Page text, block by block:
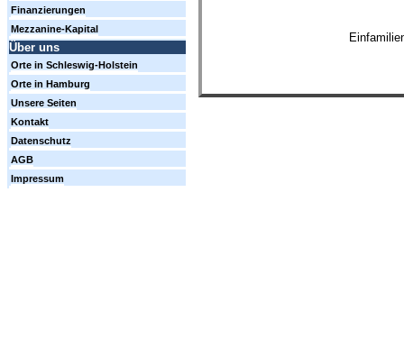
Finanzierungen
Mezzanine-Kapital
Über uns
Orte in Schleswig-Holstein
Orte in Hamburg
Unsere Seiten
Kontakt
Datenschutz
AGB
Impressum